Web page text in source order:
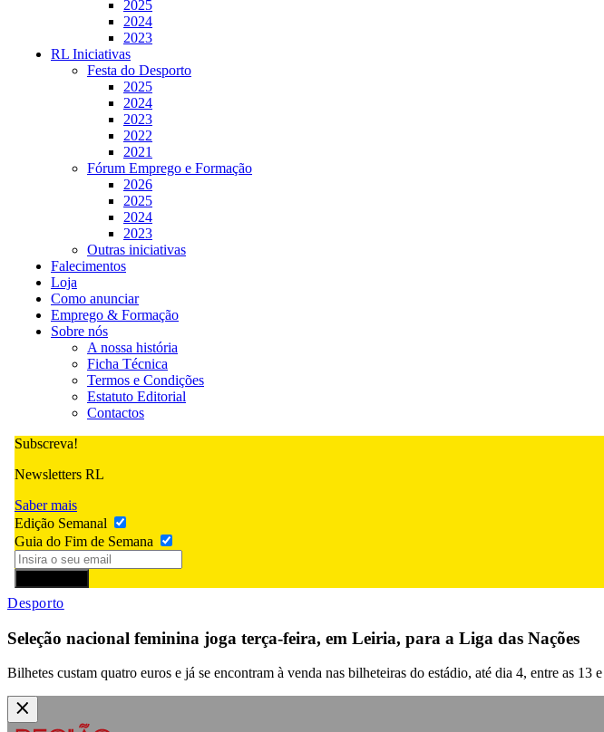
2025
2024
2023
RL Iniciativas
Festa do Desporto
2025
2024
2023
2022
2021
Fórum Emprego e Formação
2026
2025
2024
2023
Outras iniciativas
Falecimentos
Loja
Como anunciar
Emprego & Formação
Sobre nós
A nossa história
Ficha Técnica
Termos e Condições
Estatuto Editorial
Contactos
Subscreva!
Newsletters RL
Saber mais
Edição Semanal
Guia do Fim de Semana
Desporto
Seleção nacional feminina joga terça-feira, em Leiria, para a Liga das Nações
Bilhetes custam quatro euros e já se encontram à venda nas bilheteiras do estádio, até dia 4, entre as